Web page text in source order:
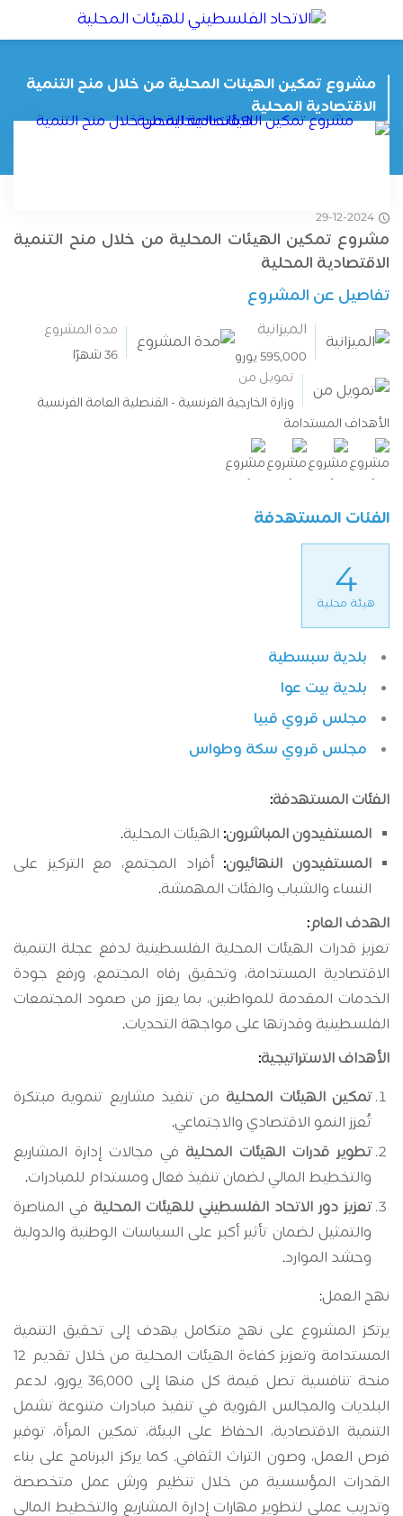
مشروع تمكين الهيئات المحلية من خلال منح التنمية
الاقتصادية المحلية
الرئيسية المشاريع
29-12-2024
مشروع تمكين الهيئات المحلية من خلال منح التنمية
الاقتصادية المحلية
تفاصيل عن المشروع
الميزانية
595,000 يورو
مدة المشروع
36 شهرًا
تمويل من
وزارة الخارجية الفرنسية - القنصلية العامة الفرنسية
الأهداف المستدامة
الفئات المستهدفة
4
هيئة محلية
بلدية سبسطية
بلدية بيت عوا
مجلس قروي قبيا
مجلس قروي سكة وطواس
الفئات المستهدفة:
المستفيدون المباشرون: الهيئات المحلية.
المستفيدون النهائيون: أفراد المجتمع، مع التركيز على
النساء والشباب والفئات المهمشة.
الهدف العام:
تعزيز قدرات الهيئات المحلية الفلسطينية لدفع عجلة التنمية
الاقتصادية المستدامة، وتحقيق رفاه المجتمع، ورفع جودة
الخدمات المقدمة للمواطنين، بما يعزز من صمود المجتمعات
الفلسطينية وقدرتها على مواجهة التحديات.
الأهداف الاستراتيجية:
تمكين الهيئات المحلية من تنفيذ مشاريع تنموية مبتكرة
تُعزز النمو الاقتصادي والاجتماعي.
تطوير قدرات الهيئات المحلية في مجالات إدارة المشاريع
والتخطيط المالي لضمان تنفيذ فعال ومستدام للمبادرات.
تعزيز دور الاتحاد الفلسطيني للهيئات المحلية في المناصرة
والتمثيل لضمان تأثير أكبر على السياسات الوطنية والدولية
وحشد الموارد.
نهج العمل:
يرتكز المشروع على نهج متكامل يهدف إلى تحقيق التنمية
المستدامة وتعزيز كفاءة الهيئات المحلية من خلال تقديم 12
منحة تنافسية تصل قيمة كل منها إلى 36,000 يورو، لدعم
البلديات والمجالس القروية في تنفيذ مبادرات متنوعة تشمل
التنمية الاقتصادية، الحفاظ على البيئة، تمكين المرأة، توفير
فرص العمل، وصون التراث الثقافي. كما يركز البرنامج على بناء
القدرات المؤسسية من خلال تنظيم ورش عمل متخصصة
وتدريب عملي لتطوير مهارات إدارة المشاريع والتخطيط المالي